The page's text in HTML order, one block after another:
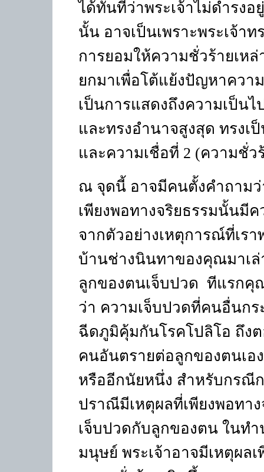
ได้ทันทีว่าพระเจ้าไม่ดำรงอ
นั้น อาจเป็นเพราะพระเจ้า
การยอมให้ความชั่วร้ายเห
ยกมาเพื่อโต้แย้งปัญหาควา
เป็นการแสดงถึงความเป็น
และทรงอำนาจสูงสุด ทรง
และความเชื่อที่ 2 (ความชั่ว
ณ จุดนี้ อาจมีคนตั้งคำถามว่
เพียงพอทางจริยธรรมนั้นมี
จากตัวอย่างเหตุการณ์ที่เร
บ้านช่างนินทาของคุณมาเ
ลูกของตนเจ็บปวด ทีแรกคุ
ว่า ความเจ็บปวดที่คนอื่นก
ฉีดภูมิคุ้มกันโรคโปลิโอ ถึ
คนอันตรายต่อลูกของตนเอ
หรืออีกนัยหนึ่ง สำหรับกรณี
ปราณีมีเหตุผลที่เพียงพอทา
เจ็บปวดกับลูกของตน ในทำ
มนุษย์ พระเจ้าอาจมีเหตุผล